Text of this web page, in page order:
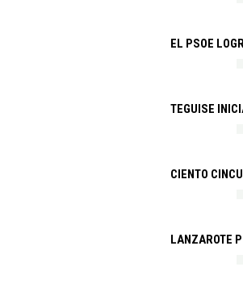
EL PSOE
TEGUISE
CIENTO
LANZAROTE